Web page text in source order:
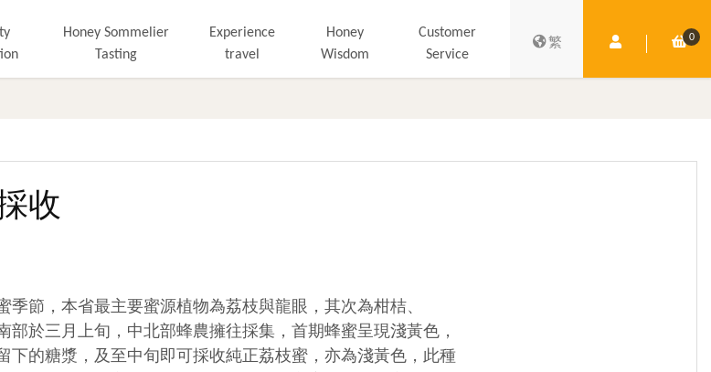
Honey Sommelier
Tasting
Experience
travel
Honey
Wisdom
Customer
Service
繁 Member Centre
0
收
季節，本省最主要蜜源植物為荔枝與龍眼，其次為柑桔、
部於三月上旬，中北部蜂農擁往採集，首期蜂蜜呈現淺黃色，
下的糖漿，及至中旬即可採收純正荔枝蜜，亦為淺黃色，此種